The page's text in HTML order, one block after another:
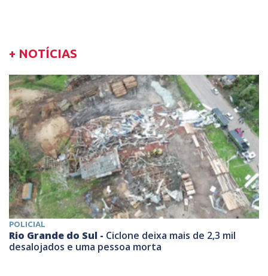
+ NOTÍCIAS
POLICIAL
Rio Grande do Sul - Ciclone deixa mais de 2,3 mil
desalojados e uma pessoa morta